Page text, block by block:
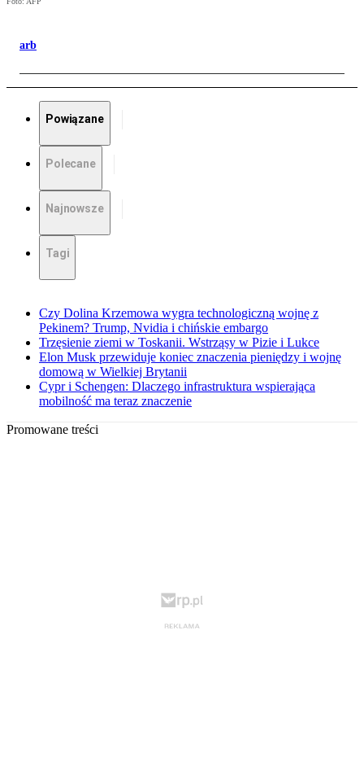
arb
Powiązane
Polecane
Najnowsze
Tagi
Czy Dolina Krzemowa wygra technologiczną wojnę z
Pekinem? Trump, Nvidia i chińskie embargo
Trzęsienie ziemi w Toskanii. Wstrząsy w Pizie i Lukce
Elon Musk przewiduje koniec znaczenia pieniędzy i wojnę
domową w Wielkiej Brytanii
Cypr i Schengen: Dlaczego infrastruktura wspierająca
mobilność ma teraz znaczenie
Promowane treści